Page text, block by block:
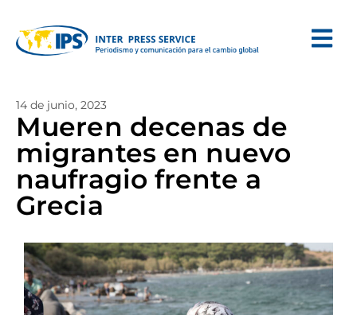
14 de junio, 2023
Mueren decenas de
migrantes en nuevo
naufragio frente a
Grecia